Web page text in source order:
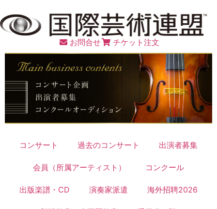
お問合せ チケット注文
コンサート 過去のコンサート 出演者募集
会員（所属アーティスト） コンクール
出版楽譜・CD 演奏家派遣 海外招聘2026